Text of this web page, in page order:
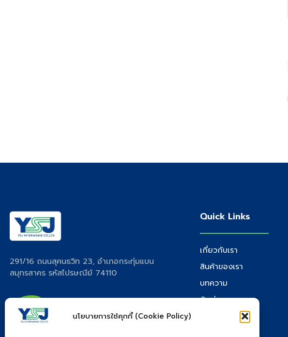
นโยบายการใช้คุกกี้ (Cookie Policy)
291/16 ถนนสุคนธวิท 23, อำเภอกระทุ่มแบน
สมุทรสาคร รหัสไปรษณีย์ 74110
Quick Links
เกี่ยวกับเรา
สินค้าของเรา
บทความ
ติดต่อเรา